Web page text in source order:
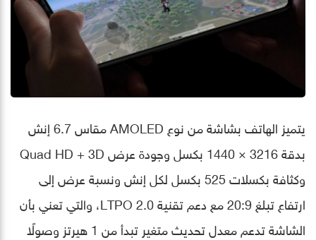
يتميز الهاتف بشاشة من نوع AMOLED مقاس 6.7 إنش
بدقة 3216 × 1440 بكسل وجودة عرض Quad HD + 3D
وكثافة بكسلات 525 بكسل لكل إنش ونسبة عرض إلى
ارتفاع تبلغ 20:9 مع دعم تقنية LTPO 2.0، والتي تعني بأن
الشاشة تدعم معدل تحديث متغير تبدأ من 1 هيرتز وصولًا